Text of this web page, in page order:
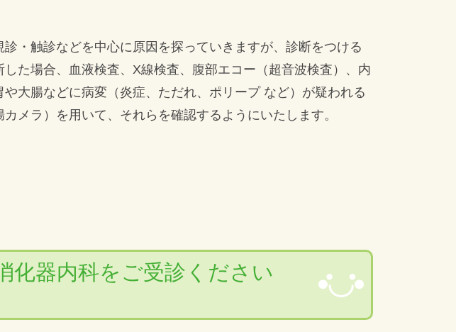
・触診などを中心に原因を探っていきますが、診断をつける
た場合、血液検査、X線検査、腹部エコー（超音波検査）、内
大腸などに病変（炎症、ただれ、ポリープ など）が疑われる
メラ）を用いて、それらを確認するようにいたします。
化器内科をご受診ください